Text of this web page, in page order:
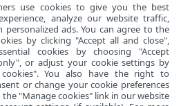
ESET 论坛
区域支持
use cookies to give you the best
analyze our website traffic,
ads. You can agree to the
by clicking "Accept all and close",
cookies by choosing "Accept
or adjust your cookie settings by
cookies". You also have the right to
or change your cookie preferences
"Manage cookies" link in our website